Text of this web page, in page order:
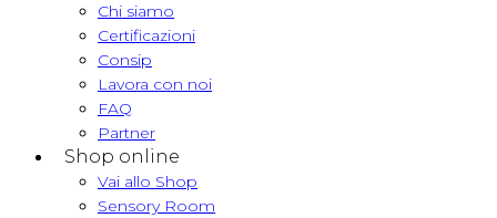
Chi siamo
Certificazioni
Consip
Lavora con noi
FAQ
Partner
Shop online
Vai allo Shop
Sensory Room